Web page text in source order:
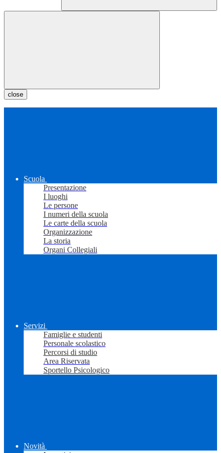
close
Scuola
Presentazione
I luoghi
Le persone
I numeri della scuola
Le carte della scuola
Organizzazione
La storia
Organi Collegiali
Servizi
Famiglie e studenti
Personale scolastico
Percorsi di studio
Area Riservata
Sportello Psicologico
Novità